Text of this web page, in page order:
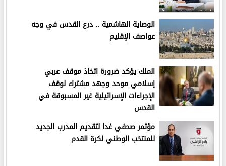
الوصاية الهاشمية .. درع القدس في وجه
عواصف الإقليم
الملك يؤكد ضرورة اتخاذ موقف عربي
إسلامي موحد وجهد مشترك لوقف
الإجراءات الإسرائيلية غير المسبوقة في
القدس
مؤتمر صحفي غدا لتقديم المدرب الجديد
للمنتخب الوطني لكرة القدم